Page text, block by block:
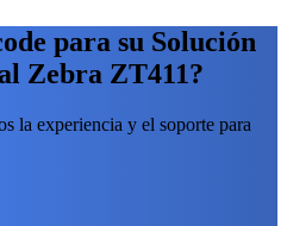
para su Solución
Zebra ZT411?
la experiencia y el soporte para